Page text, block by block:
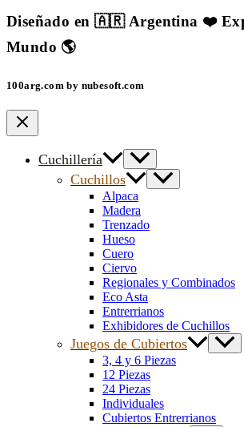
Diseñado en 🇦🇷 Argentina ❤️
Mundo 🌎
100arg.com by nubesoft.com
Cuchillería
Cuchillos
Alpaca
Madera
Trenzado
Hueso
Cuero
Ciervo
Regionales y Combinados
Eco Asta
Entrerrianos
Exhibidores de Cuchillos
Juegos de Cubiertos
3, 4 y 6 Piezas
12 Piezas
24 Piezas
Individuales
Cubiertos Entrerrianos